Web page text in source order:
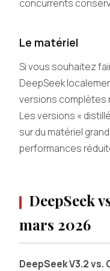
concurrents
Le matériel
Si vous souhaitez
DeepSeek
versions complètes
Les versions «
sur du matériel
performances
DeepSeek
mars 2026
DeepSeek V3.2 vs.